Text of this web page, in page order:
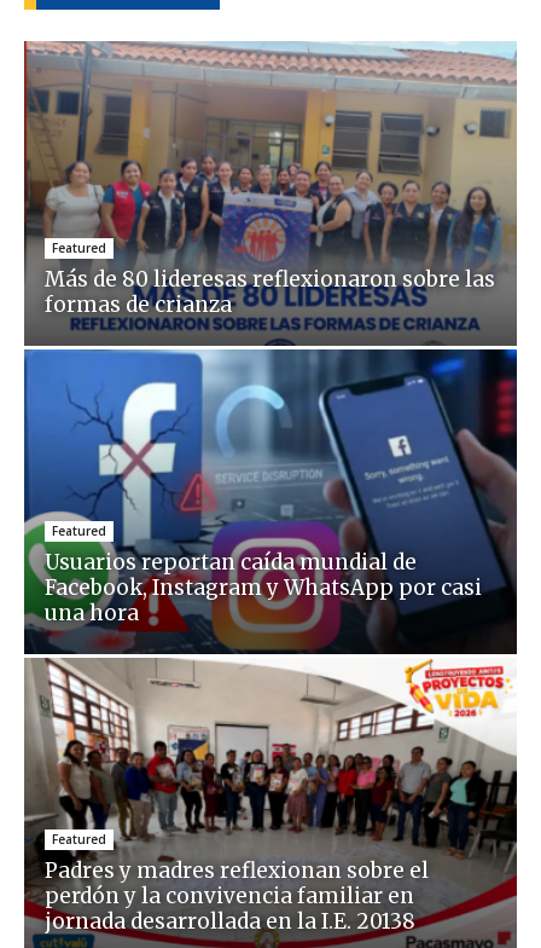
Featured
Más de 80 lideresas reflexionaron sobre las
formas de crianza
Featured
Usuarios reportan caída mundial de
Facebook, Instagram y WhatsApp por casi
una hora
Featured
Padres y madres reflexionan sobre el
perdón y la convivencia familiar en
jornada desarrollada en la I.E. 20138